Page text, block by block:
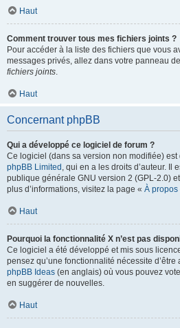
Haut
Comment trouver tous mes fichiers joints ?
Pour accéder à la liste des fichiers que vous
messages privés, allez dans votre panneau
fichiers joints.
Haut
Concernant phpBB
Qui a développé ce logiciel de forum ?
Ce logiciel (dans sa version non modifiée)
phpBB Limited , qui en a les droits d’auteur. Il
publique générale GNU version 2 (GPL-2.0)
plus d’informations, visitez la page « À propos
Haut
Pourquoi la fonctionnalité X n’est pas
Ce logiciel a été développé et mis sous
pensez qu’une fonctionnalité nécessite
phpBB Ideas (en anglais) où vous pouvez
en suggérer de nouvelles.
Haut